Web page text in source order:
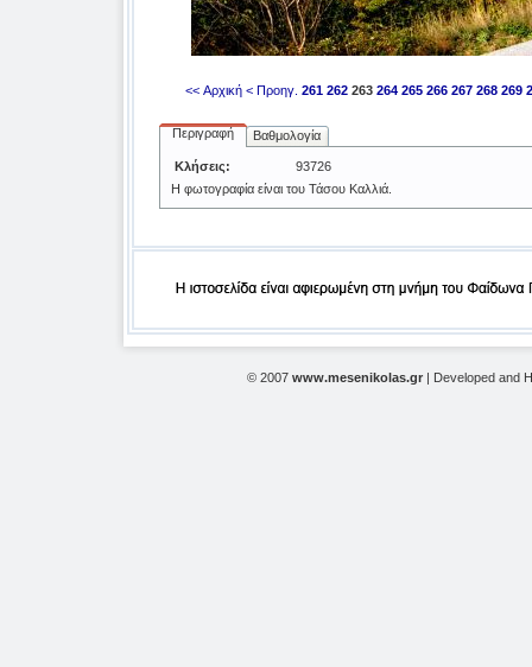
<< Αρχική < Προηγ. 261 262 263 264 265 266 267 268 269
Περιγραφή Βαθμολογία
Κλήσεις:
93726
Η φωτογραφία είναι του Τάσου Καλλιά.
© 2007 www.mesenikolas.gr | Developed and